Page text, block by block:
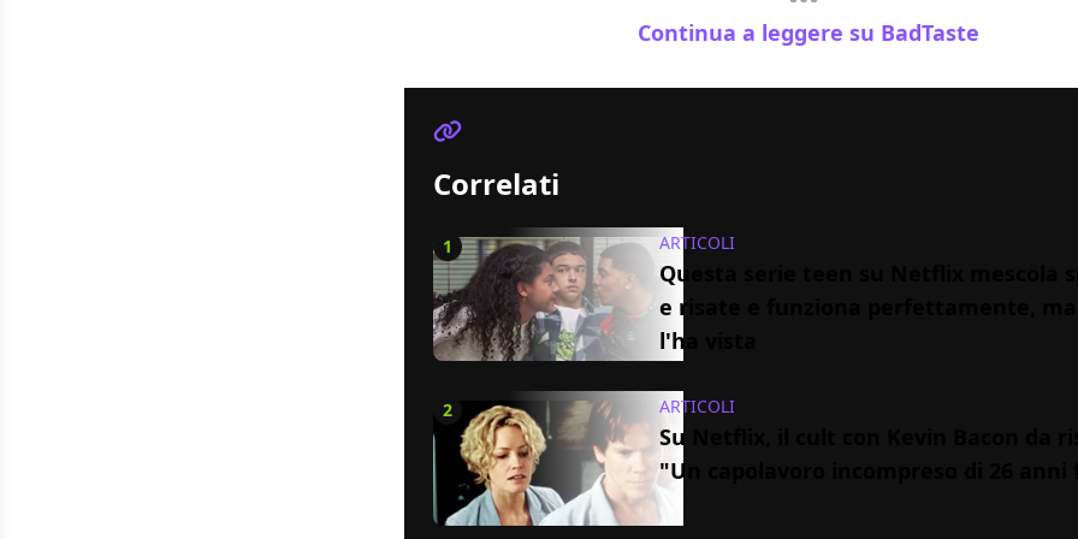
Continua a leggere su BadTaste
Correlati
1 ARTICOLI
Questa serie teen su Netflix mescola
e risate e funziona perfettamente, ma
l'ha vista
2 ARTICOLI
Su Netflix, il cult con Kevin Bacon da
"Un capolavoro incompreso di 26 anni